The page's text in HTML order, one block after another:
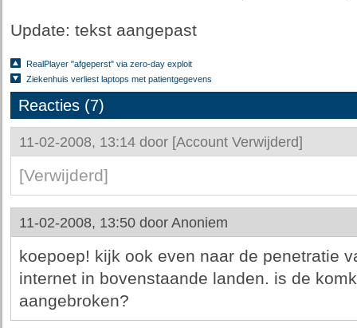
Update: tekst aangepast
RealPlayer "afgeperst" via zero-day exploit
Ziekenhuis verliest laptops met patientgegevens
Reacties (7)
11-02-2008, 13:14 door [Account Verwijderd]
[Verwijderd]
11-02-2008, 13:50 door Anoniem
koepoep! kijk ook even naar de penetratie
internet in bovenstaande landen. is de
aangebroken?